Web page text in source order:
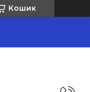
Кошик